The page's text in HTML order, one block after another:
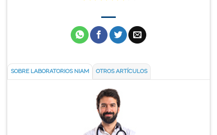
SOBRE LABORATORIOS NIAM OTROS ARTÍCULOS